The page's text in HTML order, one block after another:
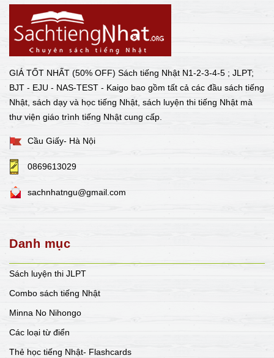
GIÁ TỐT NHẤT (50% OFF) Sách tiếng Nhật N1-2-3-4-5 ; JLPT;
BJT - EJU - NAS-TEST - Kaigo bao gồm tất cả các đầu sách tiếng
Nhật, sách dạy và học tiếng Nhật, sách luyện thi tiếng Nhật mà
thư viện giáo trình tiếng Nhật cung cấp.
Cầu Giấy- Hà Nội
0869613029
sachnhatngu@gmail.com
Danh mục
Sách luyện thi JLPT
Combo sách tiếng Nhật
Minna No Nihongo
Các loại từ điển
Thẻ học tiếng Nhật- Flashcards